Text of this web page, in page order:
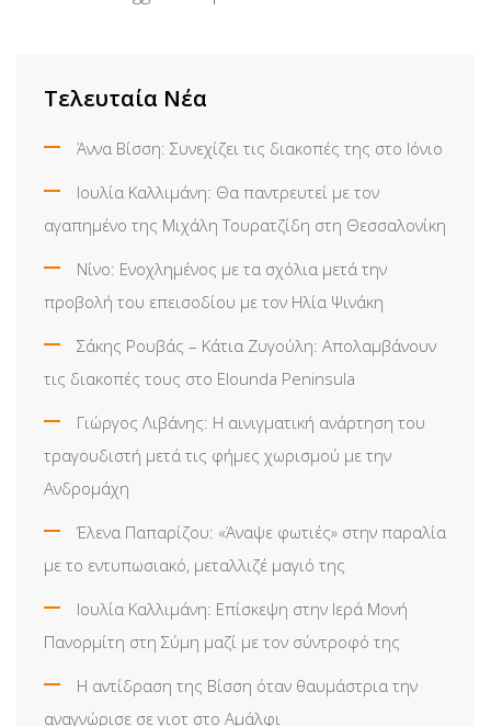
Τελευταία Νέα
Άννα Βίσση: Συνεχίζει τις διακοπές της στο Ιόνιο
Ιουλία Καλλιμάνη: Θα παντρευτεί με τον
αγαπημένο της Μιχάλη Τουρατζίδη στη Θεσσαλονίκη
Νίνο: Ενοχλημένος με τα σχόλια μετά την
προβολή του επεισοδίου με τον Ηλία Ψινάκη
Σάκης Ρουβάς – Κάτια Ζυγούλη: Απολαμβάνουν
τις διακοπές τους στο Elounda Peninsula
Γιώργος Λιβάνης: Η αινιγματική ανάρτηση του
τραγουδιστή μετά τις φήμες χωρισμού με την
Ανδρομάχη
Έλενα Παπαρίζου: «Άναψε φωτιές» στην παραλία
με το εντυπωσιακό, μεταλλιζέ μαγιό της
Ιουλία Καλλιμάνη: Επίσκεψη στην Ιερά Μονή
Πανορμίτη στη Σύμη μαζί με τον σύντροφό της
Η αντίδραση της Βίσση όταν θαυμάστρια την
αναγνώρισε σε γιοτ στο Αμάλφι